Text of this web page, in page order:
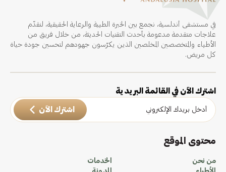
في مستشفى أندلسية، نجمع بين الخبرة الطبية والرعاية الحقيقية، لنقدّم
علاجات متقدمة مدعومة بأحدث التقنيات الحديثة، من خلال فريق من
الأطباء والمتخصصين المخلصين الذين يكرّسون جهودهم لتحسين جودة حياة
كل مريض.
اشترك الآن في القائمة البريدية
اشترك الآن
محتوى الموقع
من نحن
الخدمات